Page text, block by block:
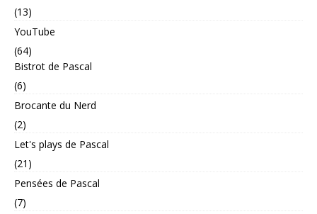
(13)
YouTube
(64)
Bistrot de Pascal
(6)
Brocante du Nerd
(2)
Let's plays de Pascal
(21)
Pensées de Pascal
(7)